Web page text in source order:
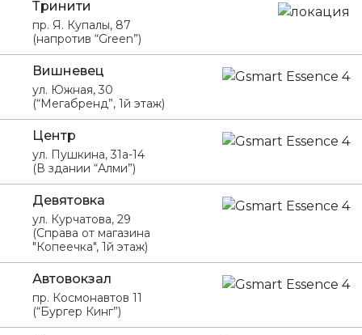
Тринити
пр. Я. Купалы, 87
(напротив “Green”)
Вишневец
ул. Южная, 30
(“Мегабренд”, 1й этаж)
Центр
ул. Пушкина, 31а-14
(В здании “Алми”)
Девятовка
ул. Курчатова, 29
(Справа от магазина
"Копеечка", 1й этаж)
Автовокзал
пр. Космонавтов 11
(“Бургер Кинг”)